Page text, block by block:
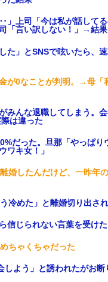
上司「今は私が話して
「言い訳しない！」→結
た」とSNSで呟いたら、
が0なことが判明。→母「
みんな退職してしまう。
は違った
だった。旦那「やっぱ
ワキ女！」
婚したんだけど、一昨年
冷めた」と離婚切り出さ
信じられない言葉を受けた
ちゃくちゃだった
よう」と誘われたがお